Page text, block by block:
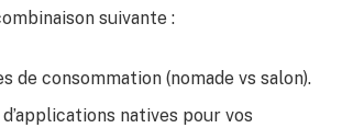
suivante :
de consommation (nomade vs salon).
natives pour vos